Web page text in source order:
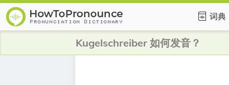
词典
Kugelschreiber 如何发音？